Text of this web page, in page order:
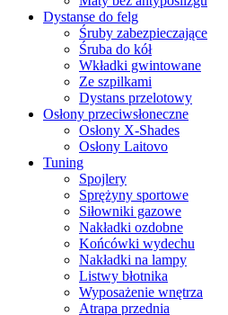
Dystanse do felg
Śruby zabezpieczające
Śruba do kół
Wkładki gwintowane
Ze szpilkami
Dystans przelotowy
Osłony przeciwsłoneczne
Osłony X-Shades
Osłony Laitovo
Tuning
Spojlery
Sprężyny sportowe
Siłowniki gazowe
Nakładki ozdobne
Końcówki wydechu
Nakładki na lampy
Listwy błotnika
Wyposażenie wnętrza
Atrapa przednia